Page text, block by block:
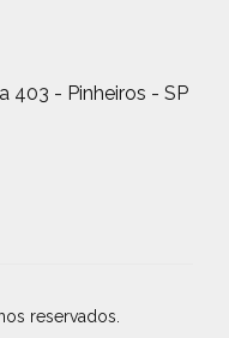
403 - Pinheiros - SP
reservados.